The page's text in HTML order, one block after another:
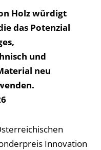
Holz würdigt
das Potenzial
und
neu
Innovation